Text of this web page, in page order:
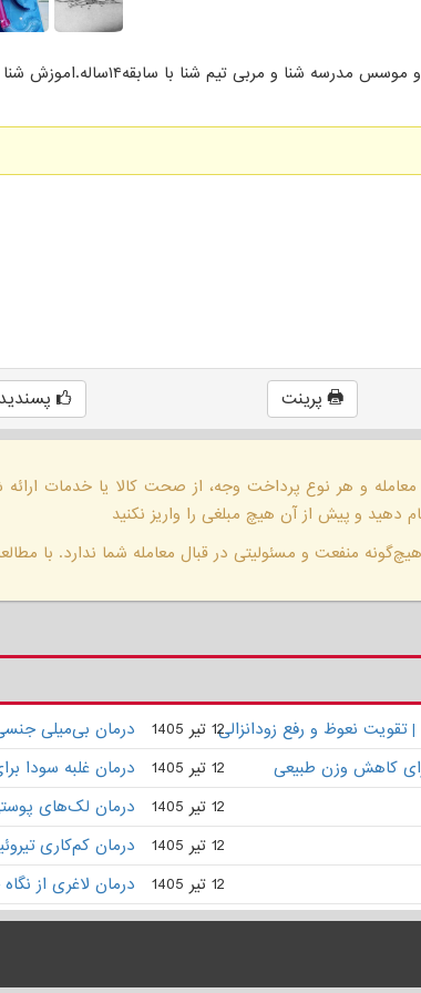
آموزش شنا زیر نظر مربی با سابقه قهرمان کشوری و موسس مدرسه شنا و
پرینت
معامله و هر نوع پرداخت وجه، از صحت کالا یا خدمات
و پیش از آن هیچ مبلغی را واریز نکنید
منفعت و مسئولیتی در قبال معامله شما ندارد. با
نعوظ و رفع زودانزالی12 تیر 1405 درمان بی‌میلی
کاهش وزن طبیعی
12 تیر 1405 درمان غلبه سودا
12 تیر 1405 درمان لک‌های
12 تیر 1405 درمان کم‌کاری
12 تیر 1405 درمان لاغری از